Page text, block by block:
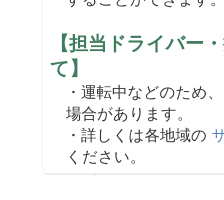
【担当ドライバー
て】
・運転中などのため
場合があります。
・詳しくは各地域の
ください。